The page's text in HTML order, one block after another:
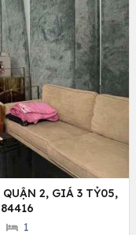
2, GIÁ 3 TỶ05,
1